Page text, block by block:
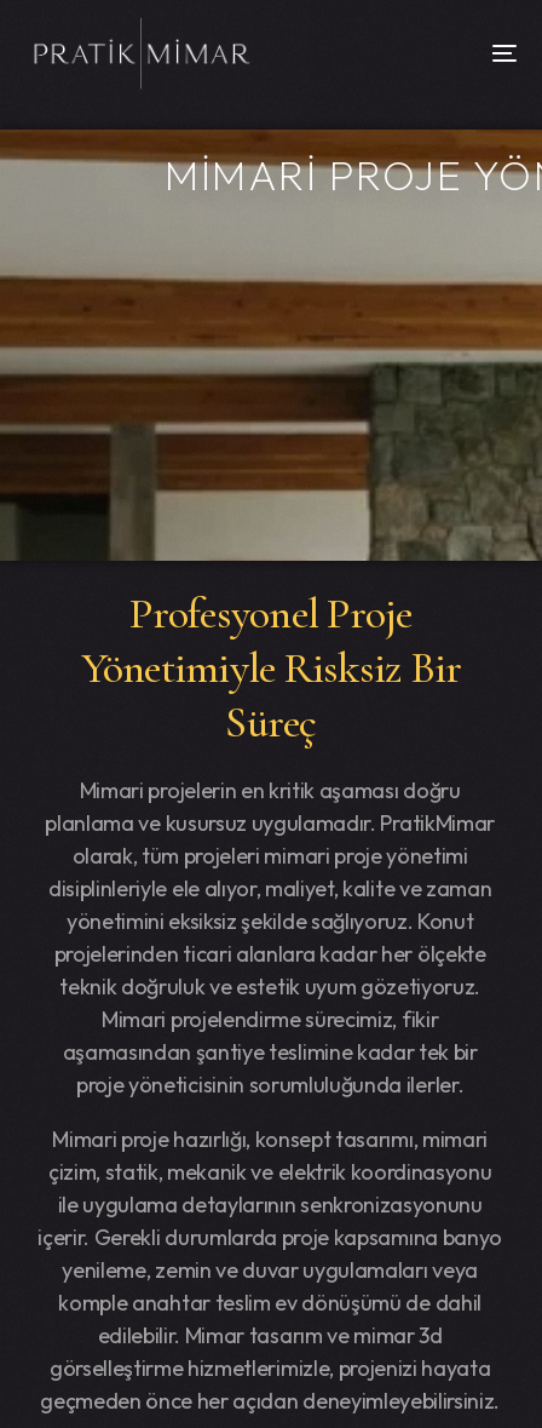
MİMARİ PROJE
Profesyonel Proje
Yönetimiyle Risksiz Bir
Süreç
Mimari projelerin en kritik aşaması doğru
planlama ve kusursuz uygulamadır. PratikMimar
olarak, tüm projeleri mimari proje yönetimi
disiplinleriyle ele alıyor, maliyet, kalite ve zaman
yönetimini eksiksiz şekilde sağlıyoruz. Konut
projelerinden ticari alanlara kadar her ölçekte
teknik doğruluk ve estetik uyum gözetiyoruz.
Mimari projelendirme sürecimiz, fikir
aşamasından şantiye teslimine kadar tek bir
proje yöneticisinin sorumluluğunda ilerler.
Mimari proje hazırlığı, konsept tasarımı, mimari
çizim, statik, mekanik ve elektrik koordinasyonu
ile uygulama detaylarının senkronizasyonunu
içerir. Gerekli durumlarda proje kapsamına banyo
yenileme, zemin ve duvar uygulamaları veya
komple anahtar teslim ev dönüşümü de dahil
edilebilir. Mimar tasarım ve mimar 3d
görselleştirme hizmetlerimizle, projenizi hayata
geçmeden önce her açıdan deneyimleyebilirsiniz.